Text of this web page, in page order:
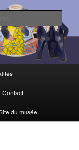
Faïence de
Contact
du musée